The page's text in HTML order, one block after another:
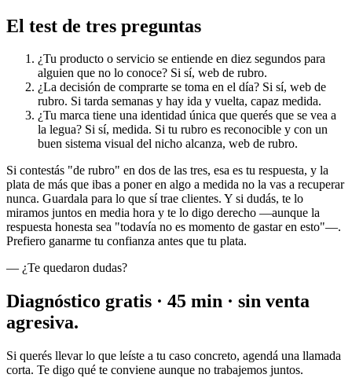
El test de tres preguntas
¿Tu producto o servicio se entiende en diez segundos para
alguien que no lo conoce? Si sí, web de rubro.
¿La decisión de comprarte se toma en el día? Si sí, web de
rubro. Si tarda semanas y hay ida y vuelta, capaz medida.
¿Tu marca tiene una identidad única que querés que se vea a
la legua? Si sí, medida. Si tu rubro es reconocible y con un
buen sistema visual del nicho alcanza, web de rubro.
Si contestás "de rubro" en dos de las tres, esa es tu respuesta, y la
plata de más que ibas a poner en algo a medida no la vas a recuperar
nunca. Guardala para lo que sí trae clientes. Y si dudás, te lo
miramos juntos en media hora y te lo digo derecho —aunque la
respuesta honesta sea "todavía no es momento de gastar en esto"—.
Prefiero ganarme tu confianza antes que tu plata.
— ¿Te quedaron dudas?
Diagnóstico gratis · 45 min · sin venta
agresiva.
Si querés llevar lo que leíste a tu caso concreto, agendá una llamada
corta. Te digo qué te conviene aunque no trabajemos juntos.